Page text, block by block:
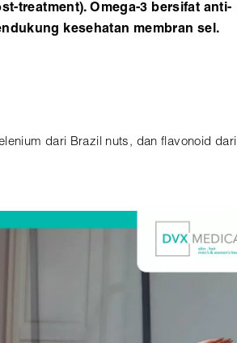
treatment). Omega-3 bersifat anti-
kesehatan membran sel.
dari Brazil nuts, dan flavonoid dari